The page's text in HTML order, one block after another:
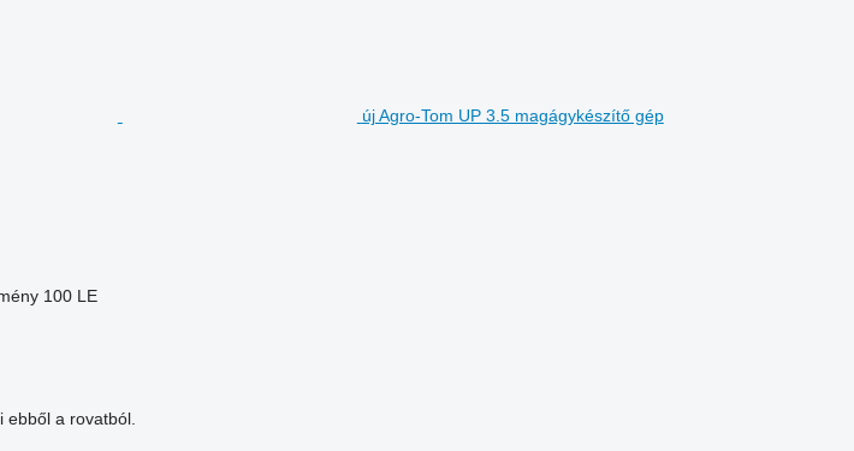
új Agro-Tom UP 3.5 magágykészítő gép
100 LE
a rovatból.